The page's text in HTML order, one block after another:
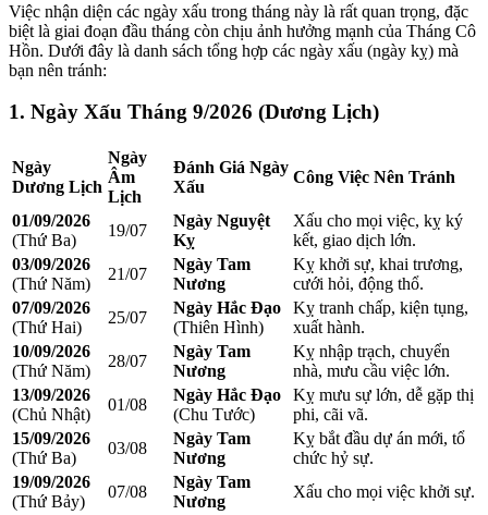
Việc nhận diện các ngày xấu trong tháng này là rất quan trọng, đặc
biệt là giai đoạn đầu tháng còn chịu ảnh hưởng mạnh của Tháng Cô
Hồn. Dưới đây là danh sách tổng hợp các ngày xấu (ngày kỵ) mà
bạn nên tránh:
1. Ngày Xấu Tháng 9/2026 (Dương Lịch)
Ngày
Dương Lịch
Ngày
Âm
Lịch
Đánh Giá Ngày
Xấu
Công Việc Nên Tránh
01/09/2026
(Thứ Ba)
19/07
Ngày Nguyệt
Kỵ
Xấu cho mọi việc, kỵ ký
kết, giao dịch lớn.
03/09/2026
(Thứ Năm)
21/07
Ngày Tam
Nương
Kỵ khởi sự, khai trương,
cưới hỏi, động thổ.
07/09/2026
(Thứ Hai)
25/07
Ngày Hắc Đạo
(Thiên Hình)
Kỵ tranh chấp, kiện tụng,
xuất hành.
10/09/2026
(Thứ Năm)
28/07
Ngày Tam
Nương
Kỵ nhập trạch, chuyển
nhà, mưu cầu việc lớn.
13/09/2026
(Chủ Nhật)
01/08
Ngày Hắc Đạo
(Chu Tước)
Kỵ mưu sự lớn, dễ gặp thị
phi, cãi vã.
15/09/2026
(Thứ Ba)
03/08
Ngày Tam
Nương
Kỵ bắt đầu dự án mới, tổ
chức hỷ sự.
19/09/2026
(Thứ Bảy)
07/08
Ngày Tam
Nương
Xấu cho mọi việc khởi sự.